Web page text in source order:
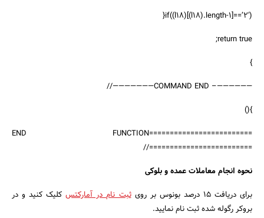
if((l18)[(l18).length-1]==’2′){
return true;
}
——————– COMMAND END———————//
}()
=========================END FUNCTION
=========================//
نحوه انجام معاملات عمده و بلوکی
برای دریافت 15 درصد بونوس بر روی
ثبت نام در آمارکتسکلیک کنید و در
بروکر رگوله شده ثبت نام نمایید.